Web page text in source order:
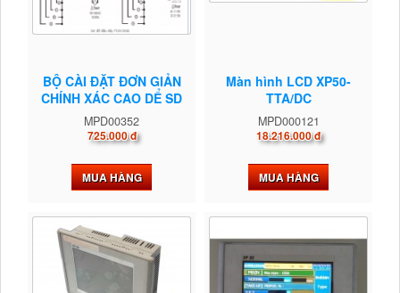
BỘ CÀI ĐẶT ĐƠN GIẢN
CHÍNH XÁC CAO DỂ SD
MPD00352
725.000 đ
MUA HÀNG
Màn hình LCD XP50-
TTA/DC
MPD000121
18.216.000 đ
MUA HÀNG